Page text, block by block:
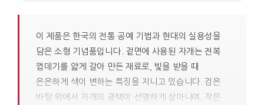
이 제품은 한국의 전통 공예 기법과 현대의 실용성을
담은 소형 기념품입니다. 겉면에 사용된 자개는 전복
껍데기를 얇게 갈아 만든 재료로, 빛을 받을 때
은은하게 색이 변하는 특징을 지니고 있습니다. 검은
바탕 위에서 자개의 광택이 선명하게 살아나며, 작은